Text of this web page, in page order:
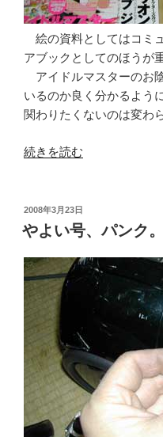
絵の資料としてはコミ
アブックとしてのほうが
アイドルマスターのお
いるのか良く分かるよう
関わりたくないのは変わ
“MASTER
届
い
の
続きを読む
投
稿
日:
2008年3月23日
やよい号、パンク。